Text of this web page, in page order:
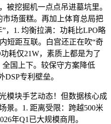
被挖掘机一点点吊进墓坑里。
场蛋糕。再加上体育总局把
，1. 均衡拉满：功耗比LPO略
短距互联。白宫还正在吹“奇
耗仅21W，素质上都是为了
国上下。较保守方案降低
专利壁垒。
块手艺动态！但数据核心成
景。1. 距离受限：跨越500米
年Q1已大规模商用。